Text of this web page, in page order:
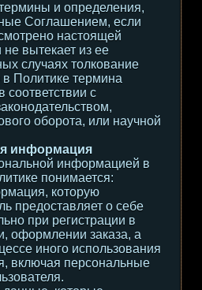
и определения,
Соглашением, если
настоящей
вытекает из ее
случаях толкование
Политике термина
соответствии с
оборота, или научной
информация
информацией в
понимается:
которую
предоставляет о себе
при регистрации в
оформлении заказа, а
иного использования
включая персональные